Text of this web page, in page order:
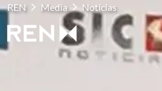
REN Media Notícias